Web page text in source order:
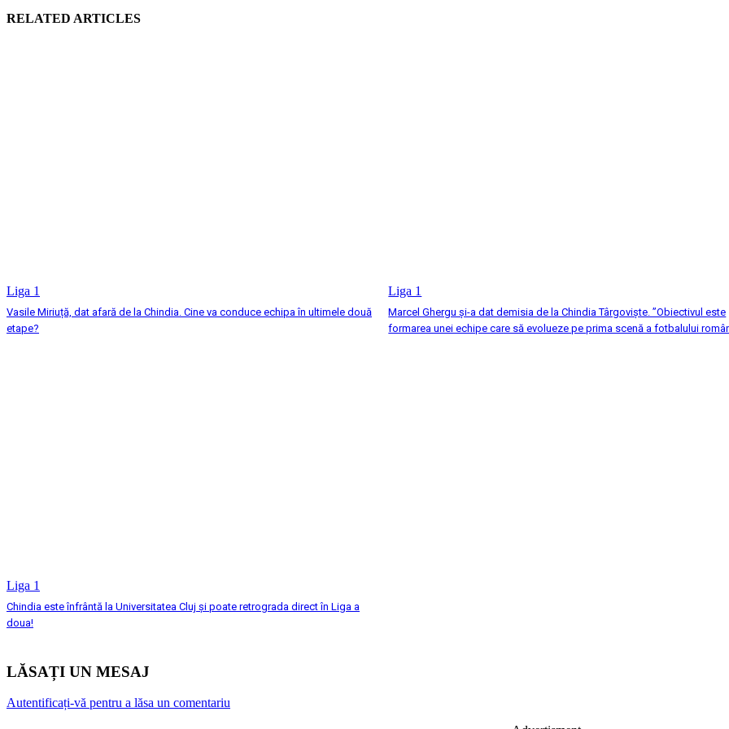
RELATED ARTICLES
Liga 1
Vasile Miriuță, dat afară de la Chindia. Cine va conduce echipa în ultimele două
etape?
Liga 1
Marcel Ghergu şi-a dat demisia de la Chindia Târgovişte. ”Obiectivul este
formarea unei echipe care să evolueze pe prima scenă a fotbalului
Liga 1
Chindia este înfrântă la Universitatea Cluj şi poate retrograda direct în Liga a
doua!
LĂSAȚI UN MESAJ
Autentificați-vă pentru a lăsa un comentariu